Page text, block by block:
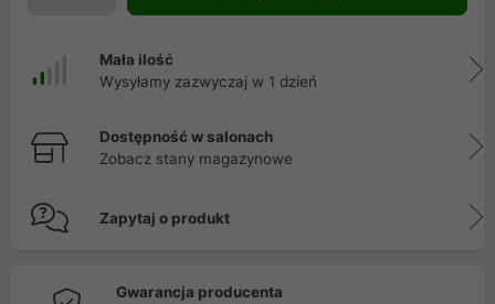
Mała ilość
Wysyłamy zazwyczaj w 1 dzień
Dostępność w salonach
Zobacz stany magazynowe
Zapytaj o produkt
Gwarancja producenta